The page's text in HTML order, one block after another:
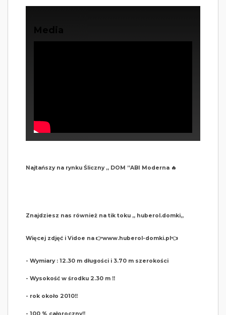
Najtańszy na rynku Śliczny ,, DOM ”ABI Moderna 🔥
Znajdziesz nas również na tik toku ,, huberol.domki,,
Więcej zdjęć i Vidoe na 👉www.huberol-domki.pl👈
- Wymiary : 12.30 m długości i 3.70 m szerokości
- Wysokość w środku 2.30 m ‼️
- rok około 2010‼️
- 100 % całoroczny‼️